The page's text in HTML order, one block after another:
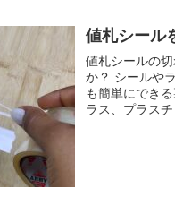
値札シール
値札シールの
か？ シールや
も簡単にでき
ラス、プラス